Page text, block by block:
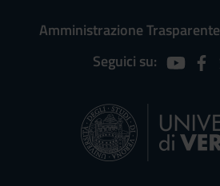
Amministrazione Trasparente
Seguici su: